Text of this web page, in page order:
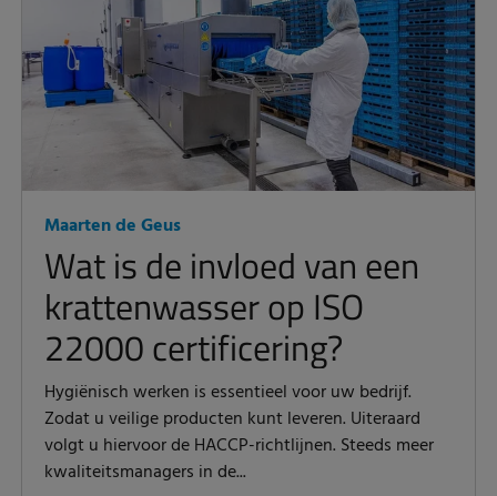
Maarten de Geus
Wat is de invloed van een
krattenwasser op ISO
22000 certificering?
Hygiënisch werken is essentieel voor uw bedrijf.
Zodat u veilige producten kunt leveren. Uiteraard
volgt u hiervoor de HACCP-richtlijnen. Steeds meer
kwaliteitsmanagers in de...